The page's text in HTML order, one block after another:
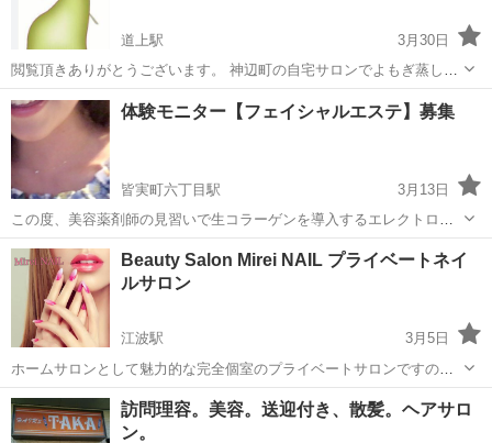
道上駅
3月30日
閲覧頂きありがとうございます。 神辺町の自宅サロンでよもぎ蒸しと
整体サロン 【ピースハピネス】です。 通常料金 4,000円→ お試し
価格 3,300円 オプション よもぎ湯の足湯 ＋500円 ハーブブレン
ド ＋500...
広島 福山市 道上駅 美容 よもぎ蒸し
体験モニター【フェイシャルエステ】募集
皆実町六丁目駅
3月13日
この度、美容薬剤師の見習いで生コラーゲンを導入するエレクトロポ
レーションフェイシャル（18,000円相当）の練習をさせていただきた
く投稿しました。 先着10名様で施術させていただけたらと思います。
⚫︎場所はご自宅への出張、...
広島 広島市 モニター
Beauty Salon Mirei NAIL プライベートネイ
ルサロン
江波駅
3月5日
ホームサロンとして魅力的な完全個室のプライベートサロンですので
どうぞお気軽にお立ち寄りください。 駐車場も完備しています！！ ご
予約はこちらから↓ https://beauty.hotpepper.jp/kr/slnH00...
広島 広島市 江波駅 ネイル サロン
訪問理容。美容。送迎付き、散髪。ヘアサロ
ン。